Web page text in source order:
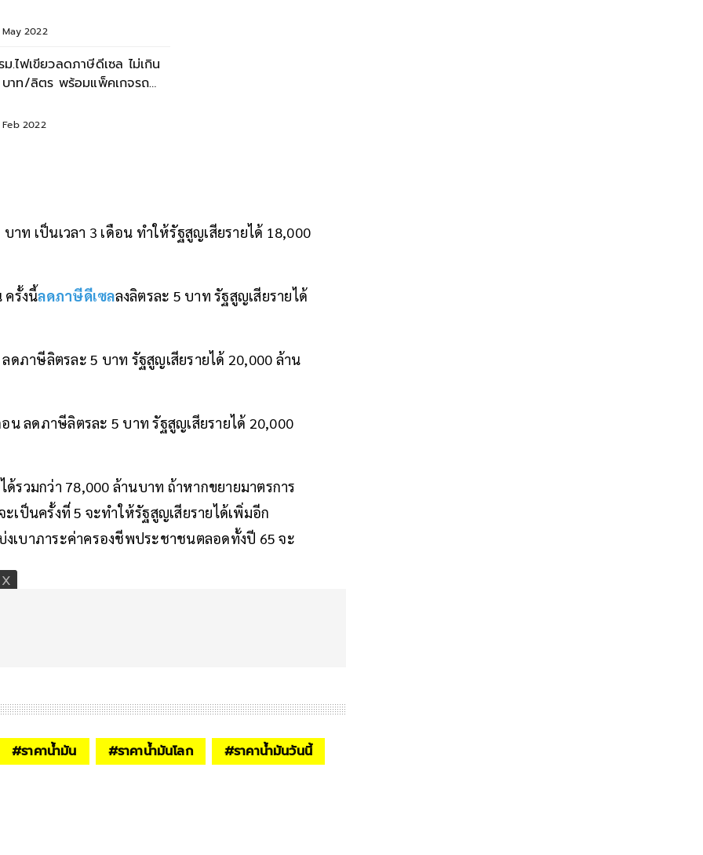
May 2022
ม.ไฟเขียวลดภาษีดีเซล ไม่เกิน
าท/ลิตร พร้อมแพ็คเกจรถ
Feb 2022
ท เป็นเวลา 3 เดือน ทำให้รัฐสูญเสียรายได้ 18,000
ครั้งนี้ลดภาษีดีเซลลงลิตรละ 5 บาท รัฐสูญเสียรายได้
ดภาษีลิตรละ 5 บาท รัฐสูญเสียรายได้ 20,000 ล้าน
อน ลดภาษีลิตรละ 5 บาท รัฐสูญเสียรายได้ 20,000
ด้รวมกว่า 78,000 ล้านบาท ถ้าหากขยายมาตรการ
เป็นครั้งที่ 5 จะทำให้รัฐสูญเสียรายได้เพิ่มอีก
เบาภาระค่าครองชีพประชาชนตลอดทั้งปี 65 จะ
#ราคาน้ำมัน #ราคาน้ำมันโลก #ราคาน้ำมันวันนี้